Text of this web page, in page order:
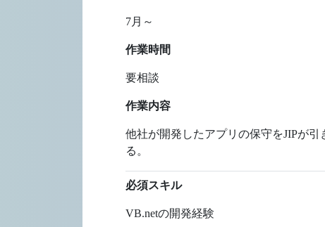
7月～
作業時間
要相談
作業内容
他社が開発したアプリの保守をJIPが
る。
必須スキル
VB.netの開発経験